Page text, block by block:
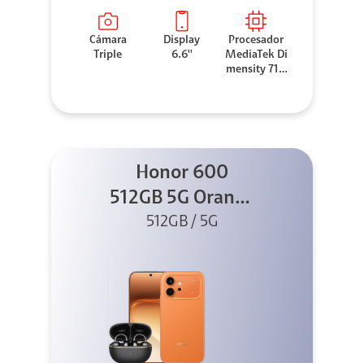
Cámara
Triple
Display
6.6''
Procesador
MediaTek Di
mensity 710
Honor 600
512GB 5G Orange
+ Clip 2
512GB / 5G